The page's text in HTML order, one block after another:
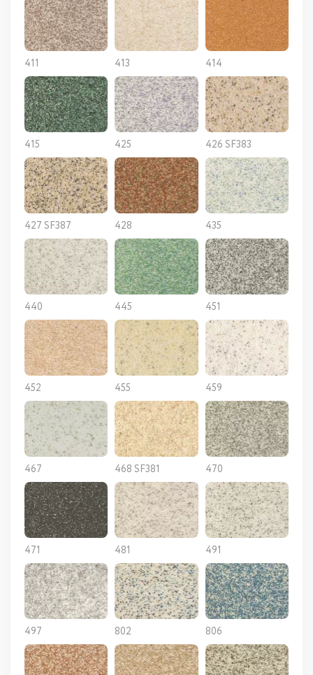
411 413 414
415 425 426 SF383
427 SF387 428 435
440 445 451
452 455 459
467 468 SF381 470
471 481 491
497 802 806